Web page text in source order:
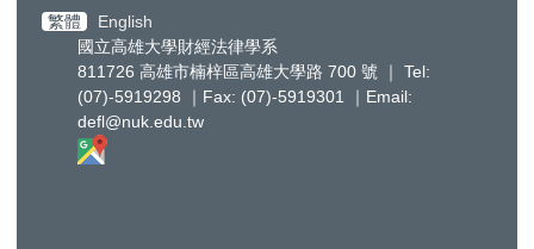
繁體
English
國立高雄大學財經法律學系
811726 高雄市楠梓區高雄大學路 700 號 ｜ Tel:
(07)-5919298 ｜Fax: (07)-5919301 ｜Email:
defl@nuk.edu.tw